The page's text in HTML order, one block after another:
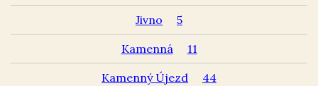
Jivno 5
Kamenná 11
Kamenný Újezd 44